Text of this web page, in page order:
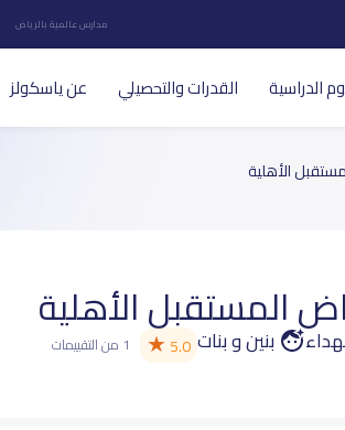
مدارس عالمية بالرياض
الدراسية القدرات والتحصيلي عن ياسكولز
الأهلية
المستقبل الأهلية
بنين و بنات 5.0
★ 1 من التقييمات